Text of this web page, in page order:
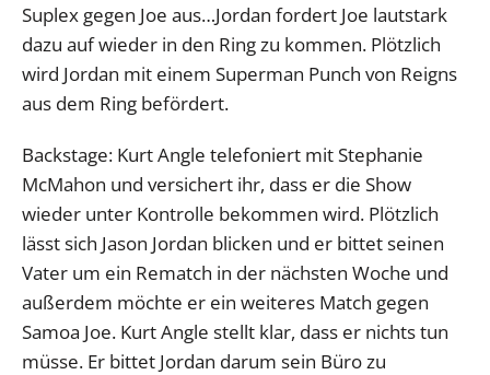
Suplex gegen Joe aus…Jordan fordert Joe lautstark
dazu auf wieder in den Ring zu kommen. Plötzlich
wird Jordan mit einem Superman Punch von Reigns
aus dem Ring befördert.
Backstage: Kurt Angle telefoniert mit Stephanie
McMahon und versichert ihr, dass er die Show
wieder unter Kontrolle bekommen wird. Plötzlich
lässt sich Jason Jordan blicken und er bittet seinen
Vater um ein Rematch in der nächsten Woche und
außerdem möchte er ein weiteres Match gegen
Samoa Joe. Kurt Angle stellt klar, dass er nichts tun
müsse. Er bittet Jordan darum sein Büro zu